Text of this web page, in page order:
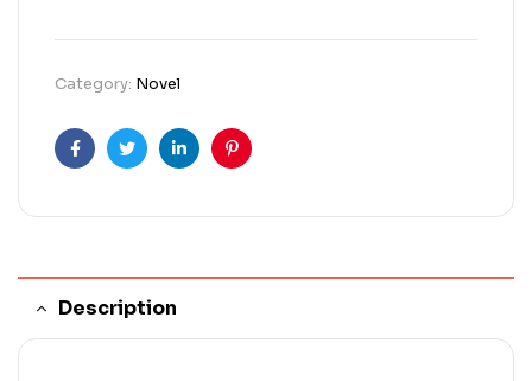
Category: Novel
FacebookTwitterLinkedinPinterest
Description